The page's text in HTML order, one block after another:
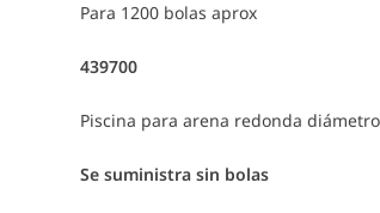
Para 1200 bolas aprox
439700
Piscina para arena redonda
Se suministra sin bolas